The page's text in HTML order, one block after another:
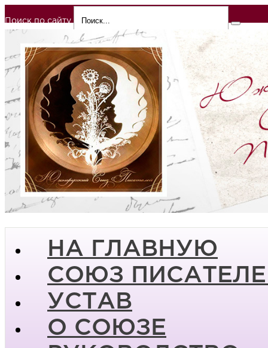
Поиск по сайту
НА ГЛАВНУЮ
СОЮЗ
УСТАВ
О СОЮЗЕ